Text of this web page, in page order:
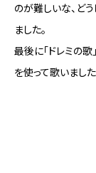
のが難しいな、ど
ました。
最後に「ドレミの
を使って歌いました